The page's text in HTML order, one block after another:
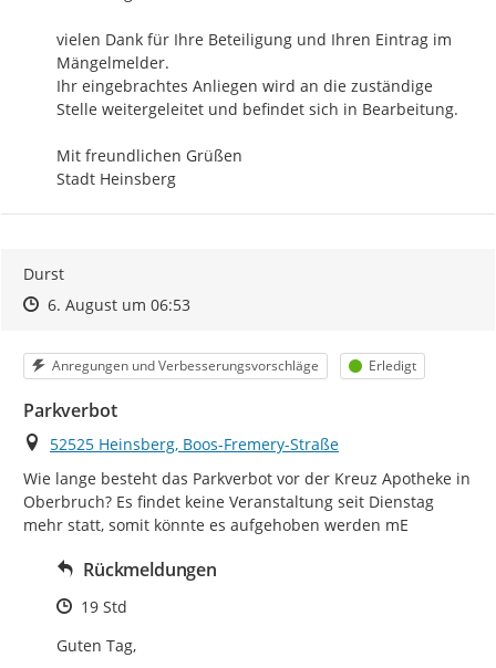
vielen Dank für Ihre Beteiligung und Ihren Eintrag im
Mängelmelder.
Ihr eingebrachtes Anliegen wird an die zuständige
Stelle weitergeleitet und befindet sich in Bearbeitung.
Mit freundlichen Grüßen
Stadt Heinsberg
Durst
Zeitpunkt des Erstellens
Zeitpunkt des Erstellens
6. August um 06:53Zur Äußerung
Kategorie
Anregungen und Verbesserungsvorschläge Status
Erledigt
Parkverbot
Ort
52525 Heinsberg, Boos-Fremery-Straße
Wie lange besteht das Parkverbot vor der Kreuz Apotheke in
Oberbruch? Es findet keine Veranstaltung seit Dienstag
mehr statt, somit könnte es aufgehoben werden mE
Rückmeldungen
Zeitpunkt des Erstellens
19 Std
Guten Tag,